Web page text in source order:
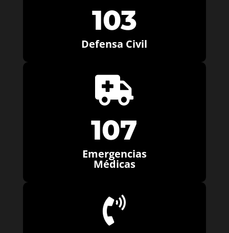
103
Defensa Civil

107
Emergencias
Médicas
